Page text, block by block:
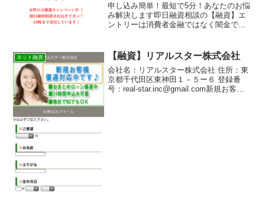
申し込み簡単！最短で5分！あなたのお悩
み解決します即日融資相談の【融資】エ
ントリーは消費者金融ではなく闇金で
者金融などの貸金業者を探していてこの
サイトに出会ったと思い...
ネット融資 【融資】リアルスター株式会社
会社名：リアルスター株式会社 住所：東
京都千代田区東神田１－５ー６ 登録番
号：real-star.inc@gmail.com新規お客様